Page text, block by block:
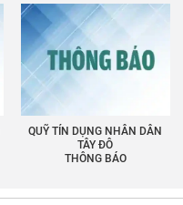
QUỸ TÍN DỤNG NHÂN DÂN
TÂY ĐÔ
THÔNG BÁO